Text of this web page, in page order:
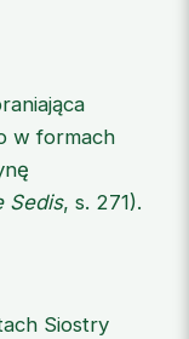
w formach
Sedis, s. 271).
Siostry